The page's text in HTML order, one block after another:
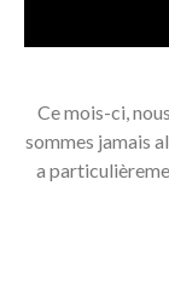
Ce mois-ci,
sommes jamais
a